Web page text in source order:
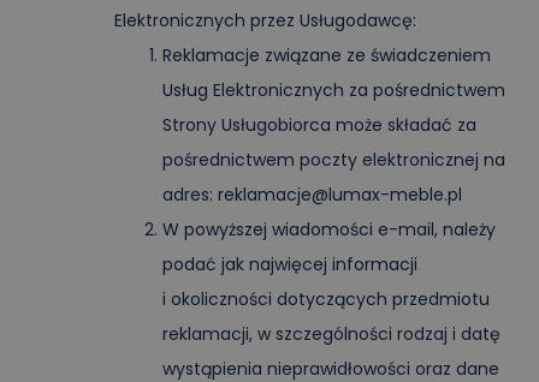
Elektronicznych przez Usługodawcę:
Reklamacje związane ze świadczeniem
Usług Elektronicznych za pośrednictwem
Strony Usługobiorca może składać za
pośrednictwem poczty elektronicznej na
adres: reklamacje@lumax-meble.pl
W powyższej wiadomości e-mail, należy
podać jak najwięcej informacji
i okoliczności dotyczących przedmiotu
reklamacji, w szczególności rodzaj i datę
wystąpienia nieprawidłowości oraz dane